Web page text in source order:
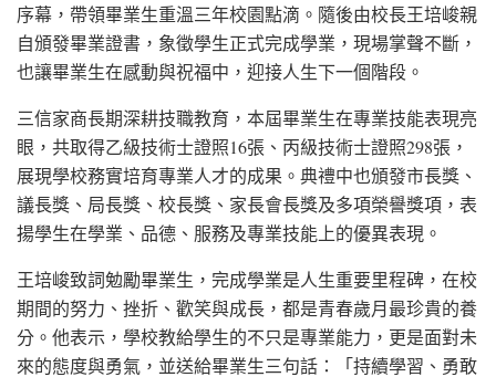
序幕，帶領畢業生重溫三年校園點滴。隨後由校長王培峻親
自頒發畢業證書，象徵學生正式完成學業，現場掌聲不斷，
也讓畢業生在感動與祝福中，迎接人生下一個階段。
三信家商長期深耕技職教育，本屆畢業生在專業技能表現亮
眼，共取得乙級技術士證照16張、丙級技術士證照298張，
展現學校務實培育專業人才的成果。典禮中也頒發市長獎、
議長獎、局長獎、校長獎、家長會長獎及多項榮譽獎項，表
揚學生在學業、品德、服務及專業技能上的優異表現。
王培峻致詞勉勵畢業生，完成學業是人生重要里程碑，在校
期間的努力、挫折、歡笑與成長，都是青春歲月最珍貴的養
分。他表示，學校教給學生的不只是專業能力，更是面對未
來的態度與勇氣，並送給畢業生三句話：「持續學習、勇敢